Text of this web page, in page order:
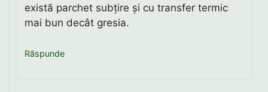
există parchet subțire și cu transfer termic
mai bun decât gresia.
Răspunde